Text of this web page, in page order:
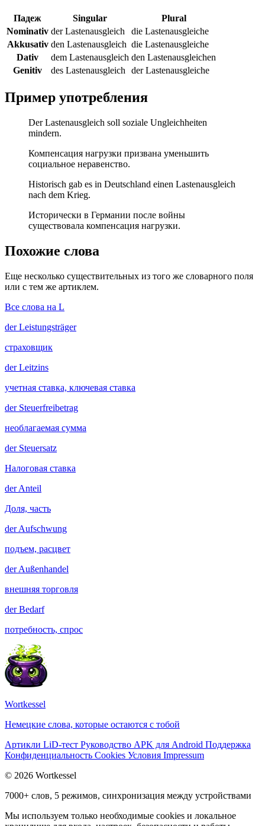
Падеж Singular
Plural
Nominativ der Lastenausgleich
die Lastenausgleiche
Akkusativ den Lastenausgleich die Lastenausgleiche
Dativ
dem Lastenausgleich den Lastenausgleichen
Genitiv
des Lastenausgleich der Lastenausgleiche
Пример употребления
Der Lastenausgleich soll soziale Ungleichheiten
mindern.
Компенсация нагрузки призвана уменьшить
социальное неравенство.
Historisch gab es in Deutschland einen Lastenausgleich
nach dem Krieg.
Исторически в Германии после войны
существовала компенсация нагрузки.
Похожие слова
Еще несколько существительных из того же словарного поля
или с тем же артиклем.
Все слова на L
derLeistungsträger
страховщик
derLeitzins
учетная ставка, ключевая ставка
derSteuerfreibetrag
необлагаемая сумма
derSteuersatz
Налоговая ставка
derAnteil
Доля, часть
derAufschwung
подъем, расцвет
derAußenhandel
внешняя торговля
derBedarf
потребность, спрос
Wortkessel
Немецкие слова, которые остаются с тобой
Артикли LiD-тест Руководство APK для Android Поддержка
Конфиденциальность Cookies Условия Impressum
© 2026 Wortkessel
7000+ слов, 5 режимов, синхронизация между устройствами
Мы используем только необходимые cookies и локальное